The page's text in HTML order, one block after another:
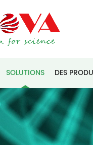
SOLUTIONS DES